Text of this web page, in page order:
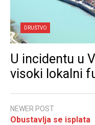
DRUŠTVO
U incidentu u
visoki lokalni
NEWER POST
Obustavlja se isplata